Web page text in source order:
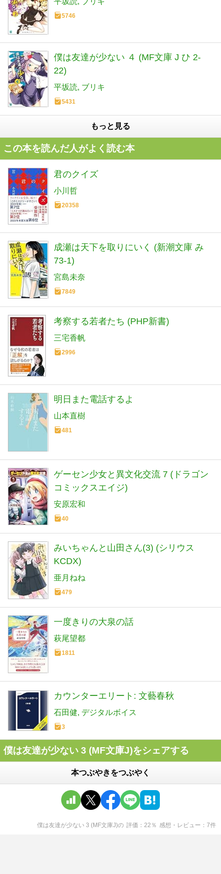
5746
僕は友達が少ない ４ (MF文庫 J ひ 2-
22)
平坂読 ブリキ
5431
もっと見る
この本を読んだ人がよく読む本
君のクイズ
小川哲
20358
成瀬は天下を取りにいく (新潮文庫 み
73-1)
宮島未奈
7849
考察する若者たち (PHP新書)
三宅香帆
2996
明日また電話するよ
山本直樹
481
ゲーセン少女と異文化交流 7 (ドラゴン
コミックスエイジ)
安原宏和
40
みいちゃんと山田さん(3) (シリウス
KCDX)
亜月ねね
479
一度きりの大泉の話
萩尾望都
1811
カウンターエリート: 文藝春秋
石田健 デジタルボイス
3
僕は友達が少ない 3 (MF文庫J)をシェアする
本つぶやきをつぶやく
僕は友達が少ない 3 (MF文庫J)の 評価 22 ％ 感想・レビュー 7件